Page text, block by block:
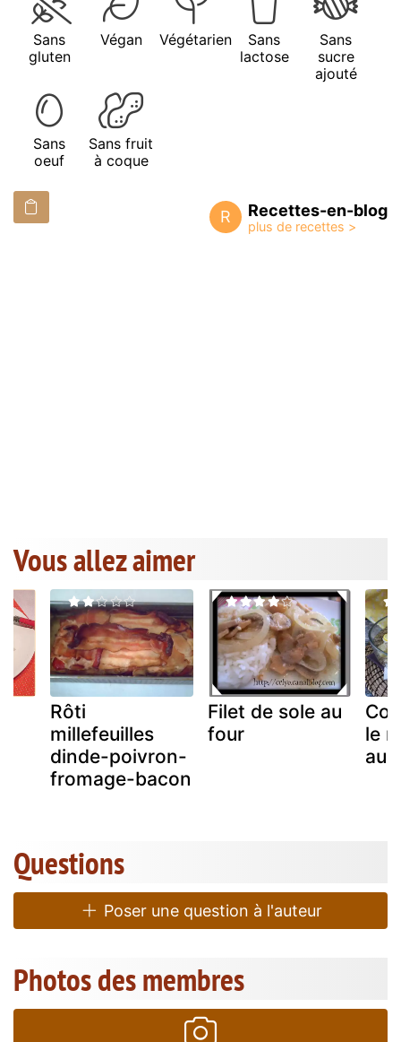
Sans
gluten
Végan Végétarien
Sans
lactose
Sans
sucre
ajouté
Sans
oeuf
Sans fruit
à coque
R Recettes-en-blog
Vous allez aimer
Rôti
millefeuilles
dinde-poivron-
fromage-bacon
Filet de sole au
four
le
au
Questions
Poser une question à l'auteur
Photos des membres